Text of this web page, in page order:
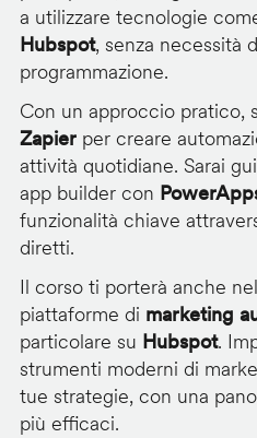
a utilizzare tecnologie
Hubspot, senza necessità
programmazione.
Con un approccio pratico,
Zapierper creare
attività quotidiane. Sarai
app builder con
funzionalità chiave
diretti.
Il corso ti porterà anche
piattaforme di marketing
particolare su Hubspot.
strumenti moderni di
tue strategie, con una
più efficaci.